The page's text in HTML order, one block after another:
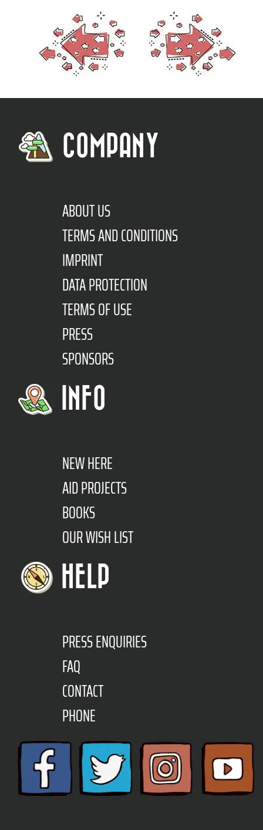
COMPANY
ABOUT US
TERMS AND CONDITIONS
IMPRINT
DATA PROTECTION
TERMS OF USE
PRESS
SPONSORS
INFO
NEW HERE
AID PROJECTS
BOOKS
OUR WISH LIST
HELP
PRESS ENQUIRIES
FAQ
CONTACT
PHONE